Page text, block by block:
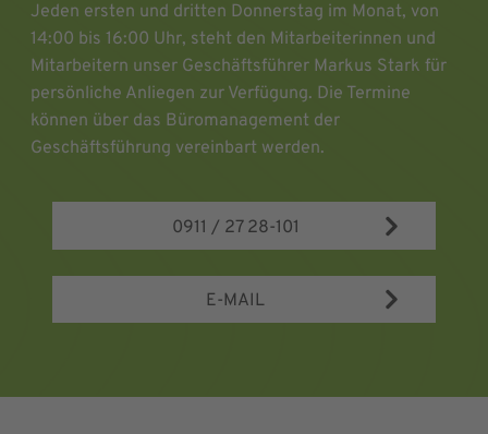
Jeden ersten und dritten Donnerstag im Monat, von
14:00 bis 16:00 Uhr, steht den Mitarbeiterinnen und
Mitarbeitern unser Geschäftsführer Markus Stark für
persönliche Anliegen zur Verfügung. Die Termine
können über das Büromanagement der
Geschäftsführung vereinbart werden.
0911 / 27 28-101
E-MAIL